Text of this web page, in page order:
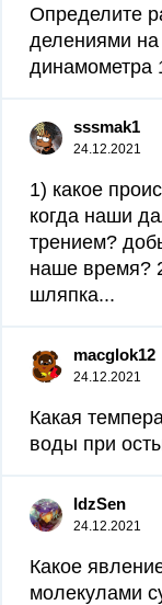
Определите
делениями
динамометра
sssmak1
24.12.2021
1) какое
когда наши
трением?
наше время?
шляпка...
macglok12
24.12.2021
Какая
воды при
IdzSen
24.12.2021
Какое
молекулами